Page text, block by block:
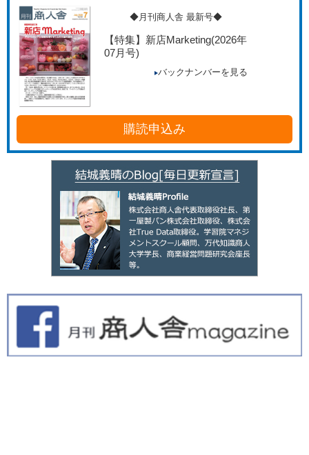
◆月刊商人舎 最新号◆
【特集】新店Marketing(2026年
07月号)
バックナンバーを見る
購読申込み